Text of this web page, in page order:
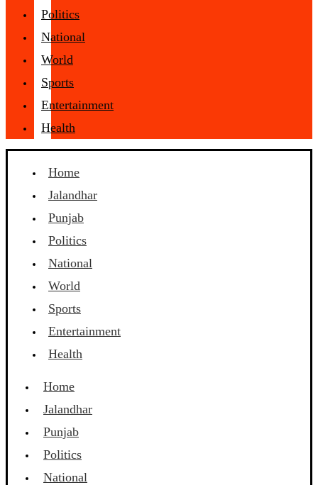
Politics
National
World
Sports
Entertainment
Health
Home
Jalandhar
Punjab
Politics
National
World
Sports
Entertainment
Health
Home
Jalandhar
Punjab
Politics
National